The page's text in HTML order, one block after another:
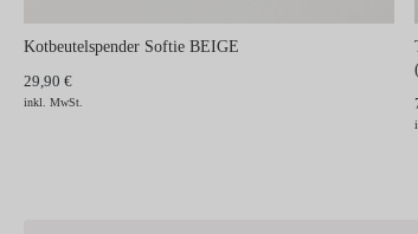
Kotbeutelspender Softie BEIGE
29,90 €
inkl. MwSt.